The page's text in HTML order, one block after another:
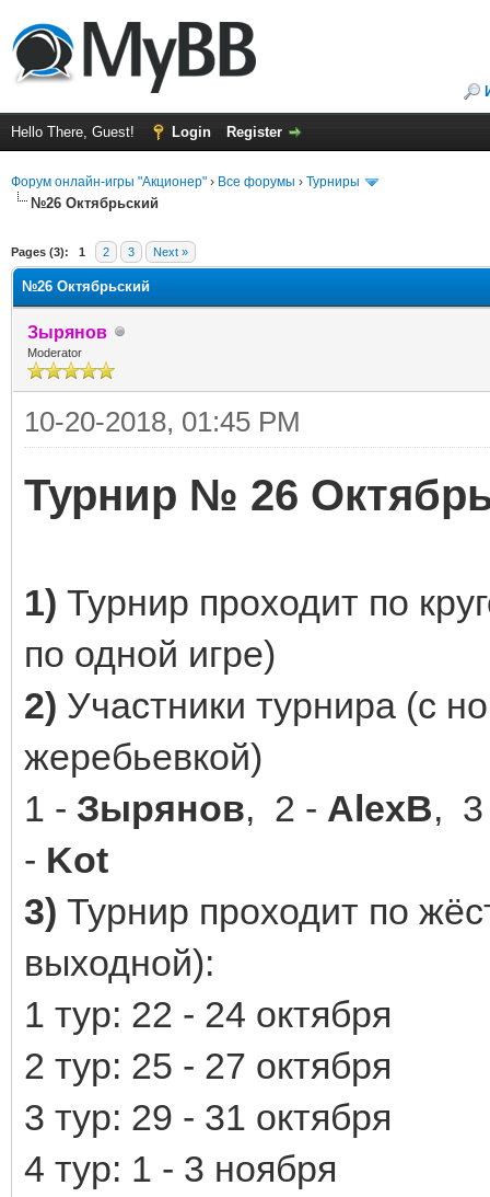
Hello There, Guest! Login Register
Форум онлайн-игры "Акционер" › Все форумы › Турниры
№26 Октябрьский
Pages (3): 1 2 3 Next »
№26 Октябрьский
Зырянов
Moderator
10-20-2018, 01:45 PM
Турнир № 26
1) Турнир проходит по
по одной игре)
2) Участники турнира (с
жеребьевкой)
1 - Зырянов, 2 - AlexB,
- Kot
3) Турнир проходит по
выходной):
1 тур: 22 - 24 октября
2 тур: 25 - 27 октября
3 тур: 29 - 31 октября
4 тур: 1 - 3 ноября